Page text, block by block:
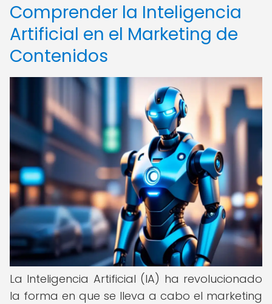
Comprender la Inteligencia
Artificial en el Marketing de
Contenidos
La Inteligencia Artificial (IA) ha revolucionado
la forma en que se lleva a cabo el marketing